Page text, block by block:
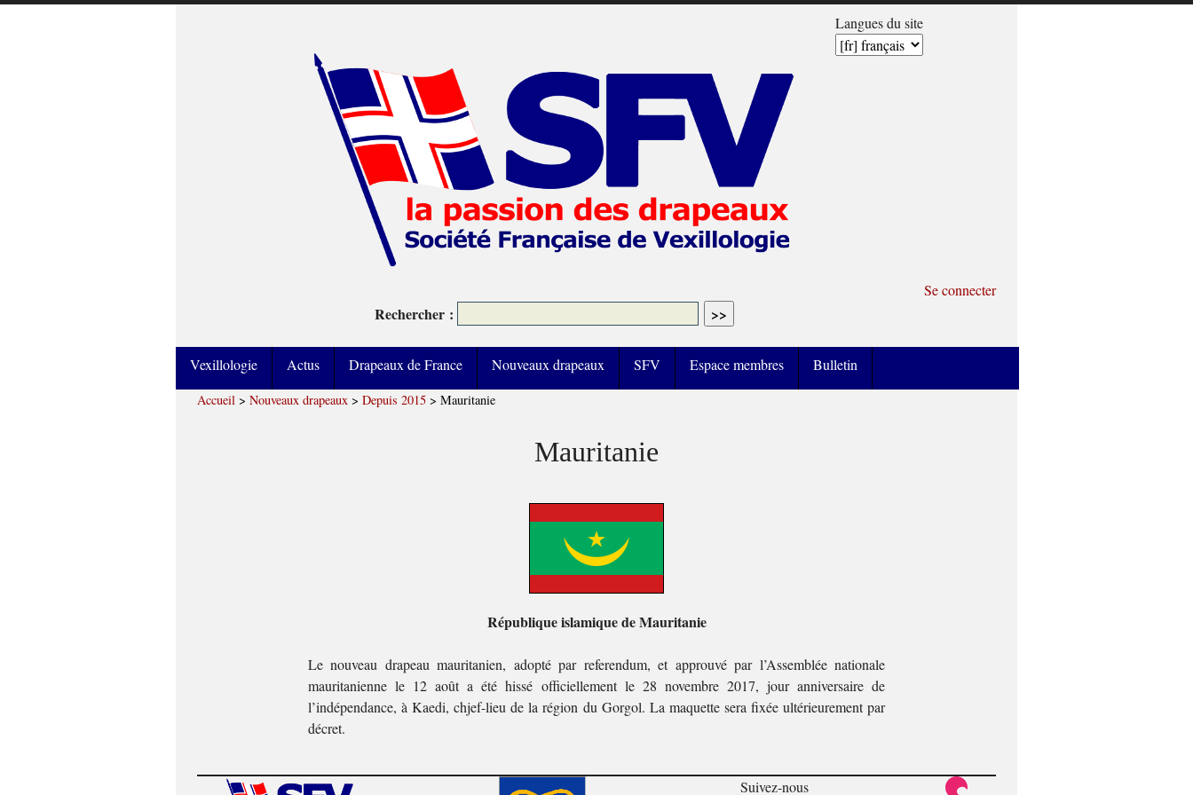
Se connecter
Langues du site
Rechercher :
Vexillologie Actus Drapeaux de France Nouveaux drapeaux SFV Espace membres Bulletin
Accueil > Nouveaux drapeaux > Depuis 2015 > Mauritanie
Mauritanie
République islamique de Mauritanie
Le nouveau drapeau mauritanien, adopté par referendum, et approuvé par l’Assemblée nationale
mauritanienne le 12 août a été hissé officiellement le 28 novembre 2017, jour anniversaire de
l’indépendance, à Kaedi, chjef-lieu de la région du Gorgol. La maquette sera fixée ultérieurement par
décret.
Suivez-nous